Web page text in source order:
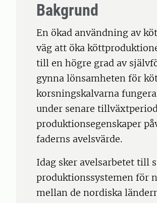
Bakgrund
En ökad användning av
väg att öka
till en högre grad av
gynna lönsamheten för
korsningskalvarna
under senare
produktionsegenskaper
faderns avelsvärde.
Idag sker avelsarbetet till
produktionssystemen för
mellan de nordiska